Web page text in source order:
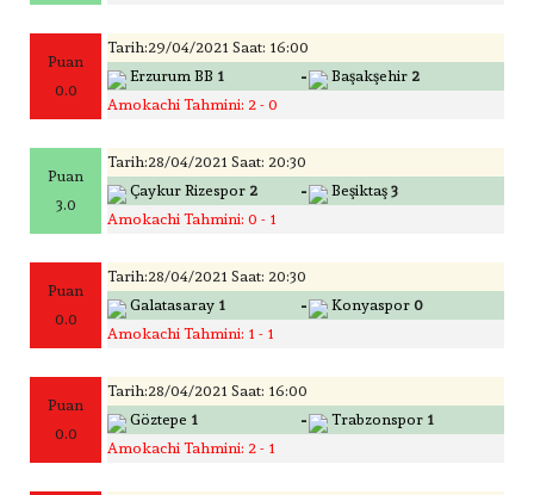
Puan
0.0
Tarih:29/04/2021 Saat: 16:00
Erzurum BB 1 - Başakşehir 2
Amokachi Tahmini: 2 - 0
Puan
3.0
Tarih:28/04/2021 Saat: 20:30
Çaykur Rizespor 2 - Beşiktaş 3
Amokachi Tahmini: 0 - 1
Puan
0.0
Tarih:28/04/2021 Saat: 20:30
Galatasaray 1 - Konyaspor 0
Amokachi Tahmini: 1 - 1
Puan
0.0
Tarih:28/04/2021 Saat: 16:00
Göztepe 1 - Trabzonspor 1
Amokachi Tahmini: 2 - 1